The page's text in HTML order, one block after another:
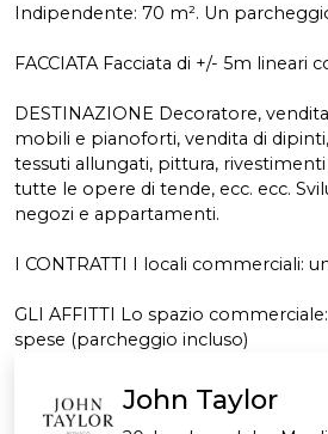
Indipendente: 70 m². Un
FACCIATA Facciata di +/- 5m lineari
DESTINAZIONE Decoratore,
mobili e pianoforti, vendita di
tessuti allungati, pittura,
tutte le opere di tende, ecc. ecc.
negozi e appartamenti.
I CONTRATTI I locali commerciali:
GLI AFFITTI Lo spazio
spese (parcheggio incluso)
John Taylor